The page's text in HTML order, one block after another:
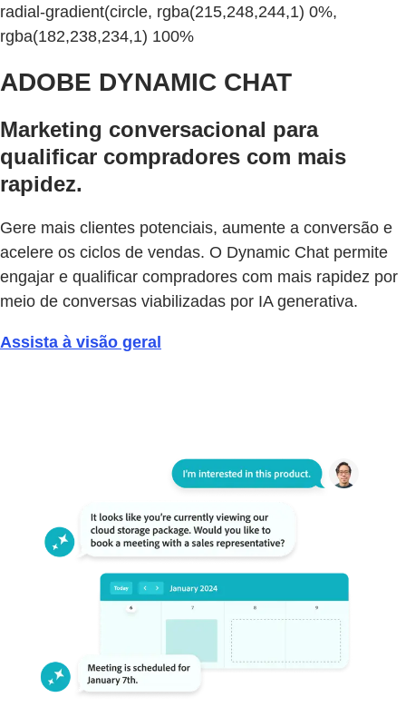
radial-gradient(circle, rgba(215,248,244,1) 0%,
rgba(182,238,234,1) 100%
ADOBE DYNAMIC CHAT
Marketing conversacional para
qualificar compradores com mais
rapidez.
Gere mais clientes potenciais, aumente a conversão e
acelere os ciclos de vendas. O Dynamic Chat permite
engajar e qualificar compradores com mais rapidez por
meio de conversas viabilizadas por IA generativa.
Assista à visão geral